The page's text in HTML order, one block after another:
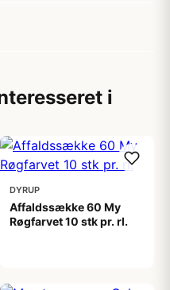
i
DYRUP
Affaldssække 60 My
Røgfarvet 10 stk pr. rl.